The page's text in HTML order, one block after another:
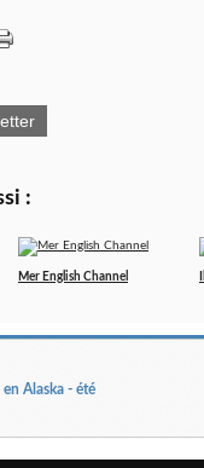
:
Mer English Channel
Alaska - été